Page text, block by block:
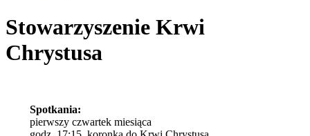
Stowarzyszenie Krwi
Chrystusa
Spotkania:
pierwszy czwartek miesiąca